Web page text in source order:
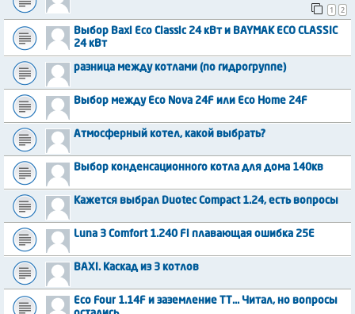
1
2
Выбор Baxi Eco Classic 24 кВт и BAYMAK ECO CLASSIC
24 кВт
разница между котлами (по гидрогруппе)
Выбор между Eco Nova 24F или Eco Home 24F
Атмосферный котел, какой выбрать?
Выбор конденсационного котла для дома 140кв
Кажется выбрал Duotec Compact 1.24, есть вопросы
Luna 3 Comfort 1.240 Fi плавающая ошибка 25Е
BAXI. Каскад из 3 котлов
Eco Four 1.14F и заземление ТТ... Читал, но вопросы